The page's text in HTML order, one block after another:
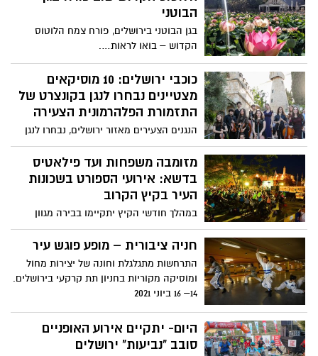
משוחרר עם קריצות פורנוגרפיות ובין סדרה
זניחה שיש בה מינימום הנאה ומקסימום
תחושת אשם על הזמן שבוזבז.
הבוטני
בגן הבוטני בירושלים, פורח צמח הלוטוס
הקדוש – בואו לראות….
כוכבי ירושלים: 10 מוסיקאים
מצטיינים נבחרו לנגן בקונצרט של
התזמורת הפלהרמונית הצעירה
הנגנים הצעירים מאזור ירושלים, נבחרו לנגן
בקונצרט הקיץ של התזמורת הפלהרמונית
הצעירה, תחת שרביטו של המנצח הבינלאומי
המוערך אי- אן שו.
מזומבה משפחות ועד פילאטיס
בדשא: אירועי הספורט בשכונות
העיר בקיץ הקרוב
במהלך חודשי הקיץ יתקיימו בבירה מגוון
אירועי ספורט הפתוחים לקהל הרחב
חניה ציבורית – מופע פוגש עיר
התרחשות מתגלגלת וחונה של יצירות מחול
ומוסיקה מקוריות בחניון תת קרקעי בירושלים.
14– 16 ביוני 2021
היום- יתקיים אירוע האופניים
סובב "נביעות" ירושלים